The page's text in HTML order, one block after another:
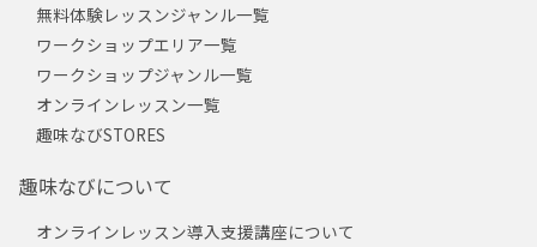
無料体験レッスンジャンル一覧
ワークショップエリア一覧
ワークショップジャンル一覧
オンラインレッスン一覧
趣味なびSTORES
趣味なびについて
オンラインレッスン導入支援講座について